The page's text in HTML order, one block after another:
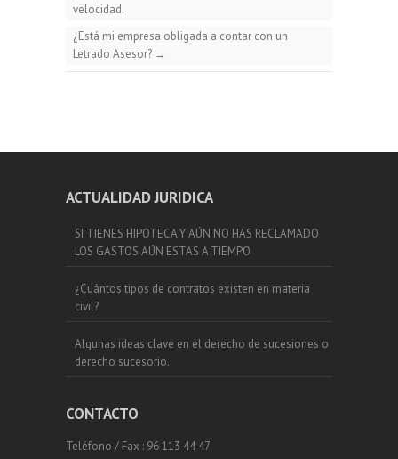
velocidad.
¿Está mi empresa obligada a contar con un
Letrado Asesor? →
ACTUALIDAD JURIDICA
SI TIENES HIPOTECA Y AÚN NO HAS RECLAMADO
LOS GASTOS AÚN ESTAS A TIEMPO
¿Cuántos tipos de contratos existen en materia
civil?
Algunas ideas clave en el derecho de sucesiones o
derecho sucesorio.
CONTACTO
Teléfono / Fax : 96 113 44 47